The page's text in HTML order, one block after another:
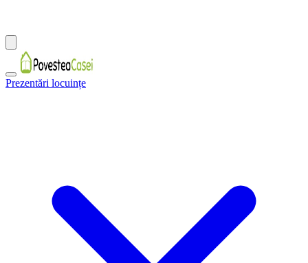
Prezentări locuințe